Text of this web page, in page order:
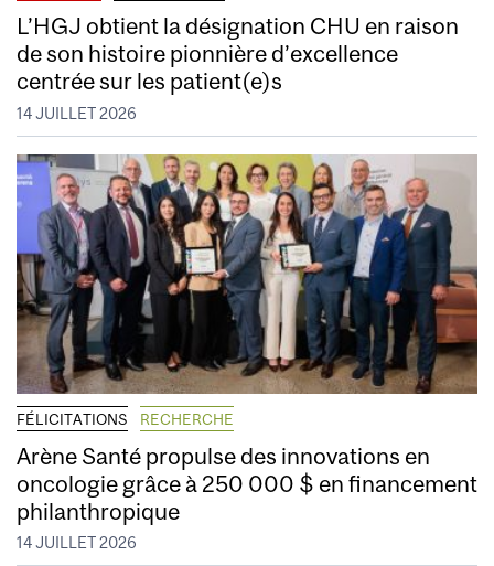
L’HGJ obtient la désignation CHU en raison
de son histoire pionnière d’excellence
centrée sur les patient(e)s
14 JUILLET 2026
FÉLICITATIONS RECHERCHE
Arène Santé propulse des innovations en
oncologie grâce à 250 000 $ en financement
philanthropique
14 JUILLET 2026